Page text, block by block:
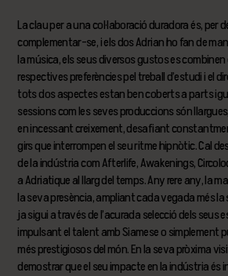
La clau per a una col·laboració duradora és, per
complementar-se, i els dos Adrian ho fan de
la música, els seus diversos gustos es combinen
respectives preferències pel treball d’estudi i el
tots dos aspectes estan ben coberts a parts
sessions com les seves produccions són
en incessant creixement, desafiant
girs que interrompen el seu ritme hipnòtic. Cal
de la indústria com Afterlife, Awakenings,
a Adriatique al llarg del temps. Any rere any, la
la seva presència, ampliant cada vegada més
ja sigui a través de l’acurada selecció dels seus
impulsant el talent amb Siamese o simplement
més prestigiosos del món. En la seva pròxima
demostrar que el seu impacte en la indústria és